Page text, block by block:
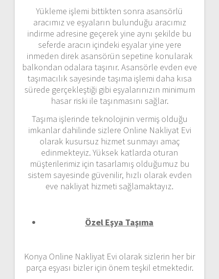
Yükleme işlemi bittikten sonra asansörlü
aracımız ve eşyaların bulunduğu aracımız
indirme adresine geçerek yine aynı şekilde bu
seferde aracın içindeki eşyalar yine yere
inmeden direk asansörün sepetine konularak
balkondan odalara taşınır. Asansörle evden eve
taşımacılık sayesinde taşıma işlemi daha kısa
sürede gerçekleştiği gibi eşyalarınızın minimum
hasar riski ile taşınmasını sağlar.
Taşıma işlerinde teknolojinin vermiş olduğu
imkanlar dahilinde sizlere Online Nakliyat Evi
olarak kusursuz hizmet sunmayı amaç
edinmekteyiz. Yüksek katlarda oturan
müşterilerimiz için tasarlamış olduğumuz bu
sistem sayesinde güvenilir, hızlı olarak evden
eve nakliyat hizmeti sağlamaktayız.
Özel Eşya Taşıma
Konya Online Nakliyat Evi olarak sizlerin her bir
parça eşyası bizler için önem teşkil etmektedir.